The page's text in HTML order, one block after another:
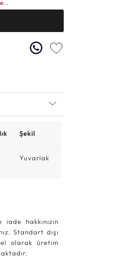
Şekil
Yuvarlak
hakkınızın
Standart dışı
olarak üretim